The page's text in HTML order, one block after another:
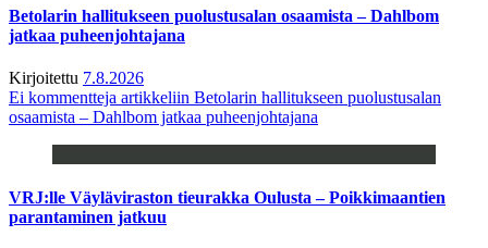
Betolarin hallitukseen puolustusalan osaamista – Dahlbom
jatkaa puheenjohtajana
Kirjoitettu 7.8.2026
Ei kommentteja artikkeliin Betolarin hallitukseen puolustusalan
osaamista – Dahlbom jatkaa puheenjohtajana
VRJ:lle Väyläviraston tieurakka Oulusta – Poikkimaantien
parantaminen jatkuu